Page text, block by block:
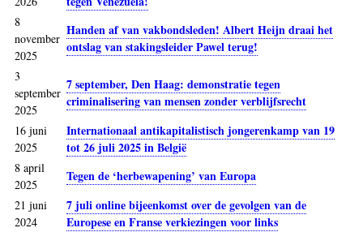
8
november
2025
Handen af van vakbondsleden! Albert Heijn draai het
ontslag van stakingsleider Pawel terug!
3
september
2025
7 september, Den Haag: demonstratie tegen
criminalisering van mensen zonder verblijfsrecht
16 juni
2025
Internationaal antikapitalistisch jongerenkamp van 19
tot 26 juli 2025 in België
8 april
2025
Tegen de ‘herbewapening’ van Europa
21 juni
2024
7 juli online bijeenkomst over de gevolgen van de
Europese en Franse verkiezingen voor links